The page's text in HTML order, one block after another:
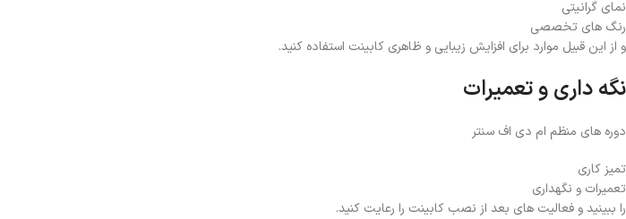
نمای گرانیتی
رنگ های تخصصی
و از این قبیل موارد برای افزایش زیبایی و ظاهری کابینت استفاده کنید.
نگه داری و تعمیرات
دوره های منظم ام دی اف سنتر
تمیز کاری
تعمیرات و نگهداری
را ببینید و فعالیت های بعد از نصب کابینت را رعایت کنید.